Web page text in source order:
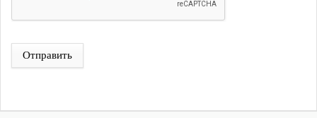
Отправить